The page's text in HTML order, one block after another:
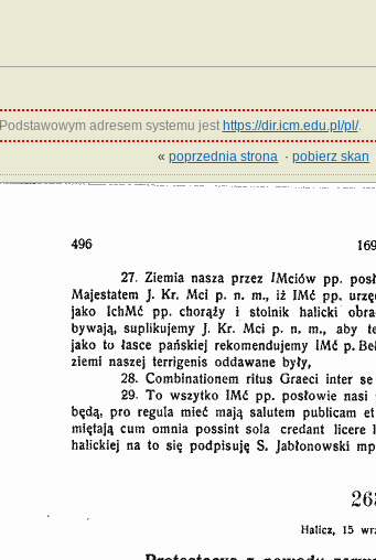
Podstawowym adresem systemu jest https://dir.icm.edu.pl/pl/.
«poprzednia strona ·pobierz skan